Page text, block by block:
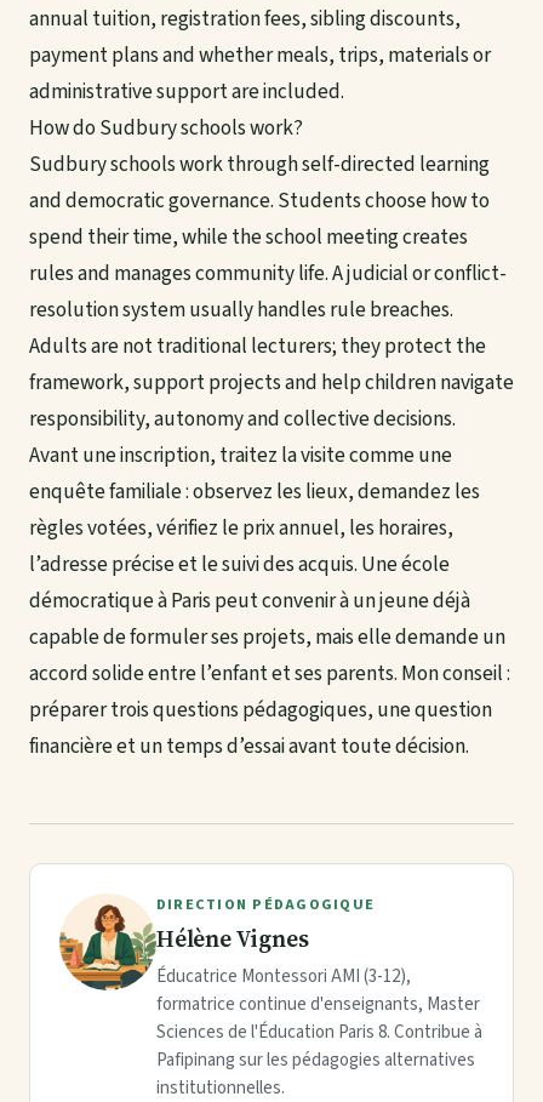
annual tuition, registration fees, sibling discounts,
payment plans and whether meals, trips, materials or
administrative support are included.
How do Sudbury schools work?
Sudbury schools work through self-directed learning
and democratic governance. Students choose how to
spend their time, while the school meeting creates
rules and manages community life. A judicial or conflict-
resolution system usually handles rule breaches.
Adults are not traditional lecturers; they protect the
framework, support projects and help children navigate
responsibility, autonomy and collective decisions.
Avant une inscription, traitez la visite comme une
enquête familiale : observez les lieux, demandez les
règles votées, vérifiez le prix annuel, les horaires,
l’adresse précise et le suivi des acquis. Une école
démocratique à Paris peut convenir à un jeune déjà
capable de formuler ses projets, mais elle demande un
accord solide entre l’enfant et ses parents. Mon conseil :
préparer trois questions pédagogiques, une question
financière et un temps d’essai avant toute décision.
DIRECTION PÉDAGOGIQUE
Hélène Vignes
Éducatrice Montessori AMI (3-12),
formatrice continue d'enseignants, Master
Sciences de l'Éducation Paris 8. Contribue à
Pafipinang sur les pédagogies alternatives
institutionnelles.